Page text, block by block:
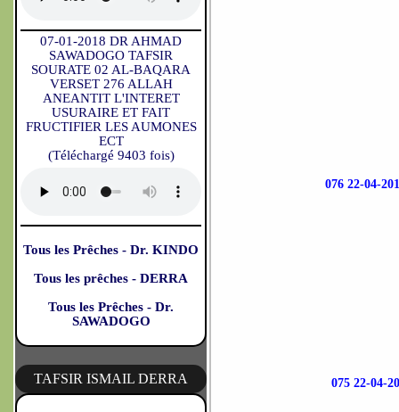
07-01-2018 DR AHMAD
SAWADOGO TAFSIR
SOURATE 02 AL-BAQARA
VERSET 276 ALLAH
ANEANTIT L'INTERET
USURAIRE ET FAIT
FRUCTIFIER LES AUMONES
ECT
(Téléchargé 9403 fois)
Tous les Prêches - Dr. KINDO
Tous les prêches - DERRA
Tous les Prêches - Dr.
SAWADOGO
TAFSIR ISMAIL DERRA
076 22-04-
075 22-04-